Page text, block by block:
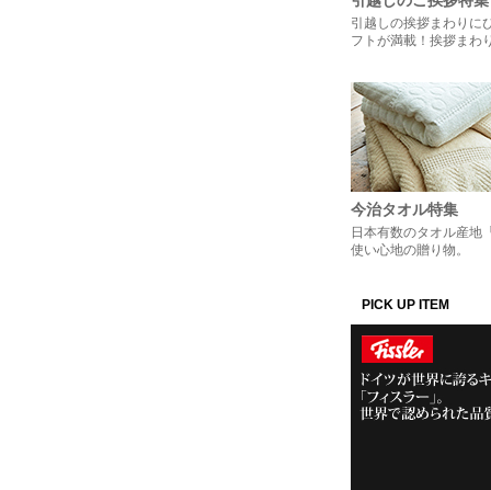
引越しの挨拶まわりに
フトが満載！挨拶まわ
今治タオル特集
日本有数のタオル産地
使い心地の贈り物。
PICK UP ITEM